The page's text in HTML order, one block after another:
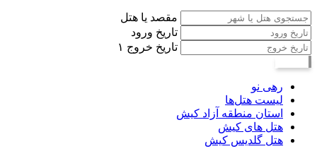
مقصد یا هتل
تاریخ ورود
تاریخ خروج ۱
رهی نو
لیست هتل‌ها
استان منطقه آزاد کیش
هتل های کیش
هتل گلدیس کیش